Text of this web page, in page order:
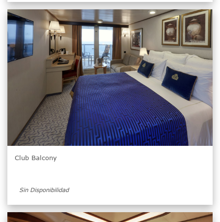
Club Balcony
Sin Disponibilidad